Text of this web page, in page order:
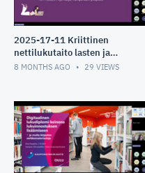
2025-17-11 Kriittinen
nettilukutaito lasten ja
nuorten perustaito -
8 MONTHS AGO 29 VIEWS